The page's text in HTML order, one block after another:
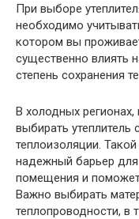
При выборе
необходимо
котором вы
существенно влиять
степень сохранения
В холодных
выбирать
теплоизоляции.
надежный барьер для
помещения и поможет
Важно выбирать
теплопроводности, в